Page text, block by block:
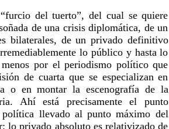
del tuerto”, del cual se quiere
de una crisis diplomática, de un
bilaterales, de un privado definitivo
lo público y hasta lo
por el periodismo político que
de cuarta que se especializan en
o en montar la escenografía de la
Ahí está precisamente el punto
llevado al punto máximo del
lo privado absoluto es relativizado de